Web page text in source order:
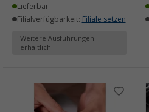
Lieferbar
Filialverfügbarkeit: Filiale setzen
Weitere Ausführungen
erhältlich